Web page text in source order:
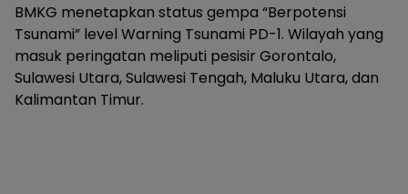
BMKG menetapkan status gempa “Berpotensi
Tsunami” level Warning Tsunami PD-1. Wilayah yang
masuk peringatan meliputi pesisir Gorontalo,
Sulawesi Utara, Sulawesi Tengah, Maluku Utara, dan
Kalimantan Timur.